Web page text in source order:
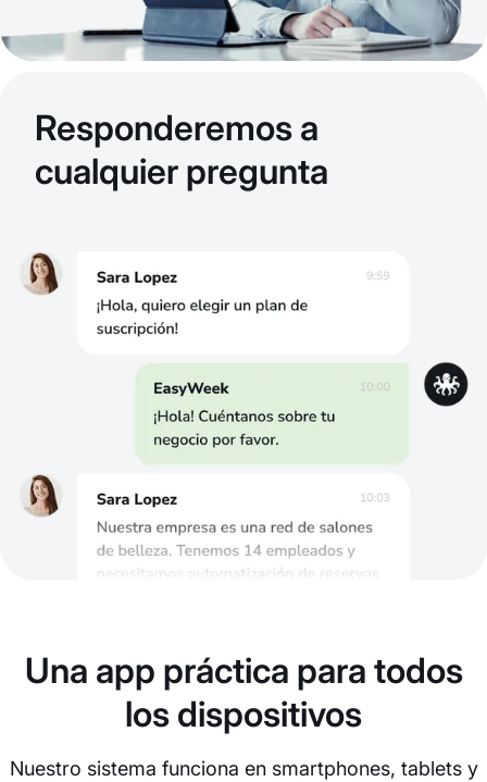
Responderemos a
cualquier pregunta
Una app práctica para todos
los dispositivos
Nuestro sistema funciona en smartphones, tablets y